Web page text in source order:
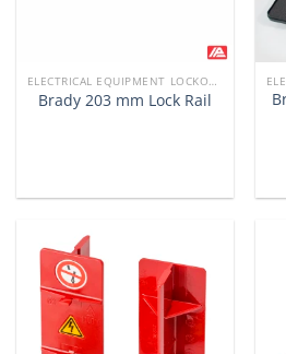
Brady 203 mm Lock Rail